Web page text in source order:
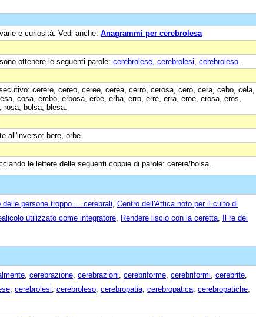
e curiosità. Vedi anche: Anagrammi per cerebrolesa
ottenere le seguenti parole: cerebrolese cerebrolesi cerebroleso
cerere, cereo, ceree, cerea, cerro, cerosa, cero, cera, cebo, cela,
cosa, erebo, erbosa, erbe, erba, erro, erre, erra, eroe, erosa, eros,
rosa, bolsa, blesa.
all'inverso: bere, orbe.
le lettere delle seguenti coppie di parole: cerere/bolsa.
delle persone troppo.... cerebrali Centro dell'Attica noto per il culto di
utilizzato come integratore Rendere liscio con la ceretta Il re dei
cerebrazione cerebrazioni cerebriforme cerebriformi cerebrite
cerebrolesi cerebroleso cerebropatia cerebropatica cerebropatiche